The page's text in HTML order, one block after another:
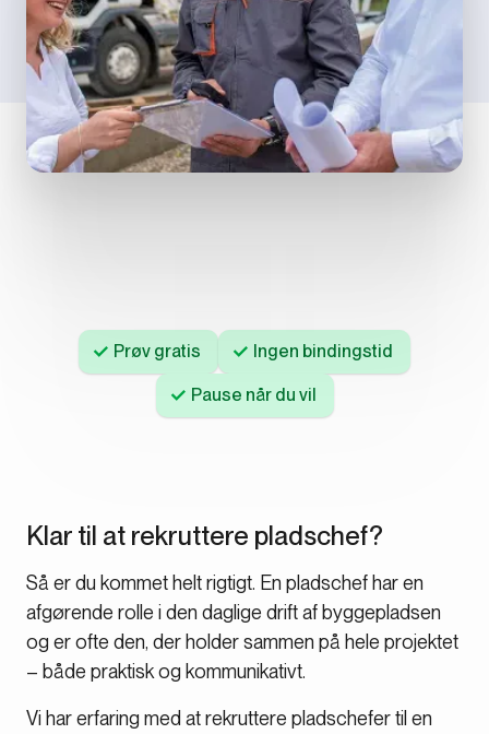
Prøv gratis Ingen bindingstid
Pause når du vil
Klar til at rekruttere pladschef?
Så er du kommet helt rigtigt. En pladschef har en
afgørende rolle i den daglige drift af byggepladsen
og er ofte den, der holder sammen på hele projektet
– både praktisk og kommunikativt.
Vi har erfaring med at rekruttere pladschefer til en